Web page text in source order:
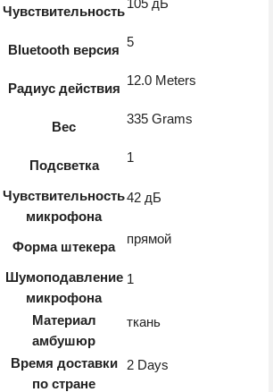
Чувствительность
105 дБ
Bluetooth версия
5
Радиус действия
12.0 Meters
Вес
335 Grams
Подсветка
1
Чувствительность
микрофона
42 дБ
Форма штекера
прямой
Шумоподавление
микрофона
1
Материал
амбушюр
ткань
Время доставки
по стране
2 Days